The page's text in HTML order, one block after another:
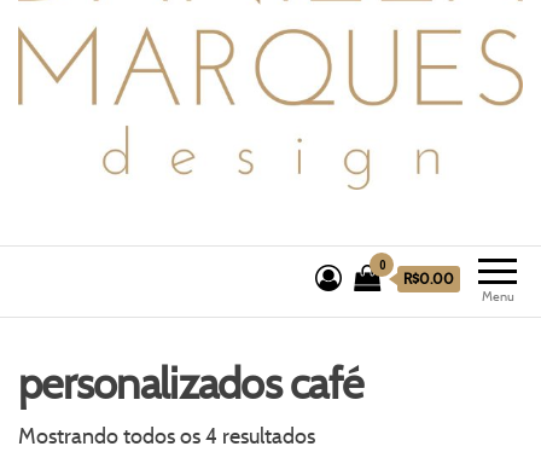
Menu
0
R$0.00
personalizados café
Mostrando todos os 4 resultados